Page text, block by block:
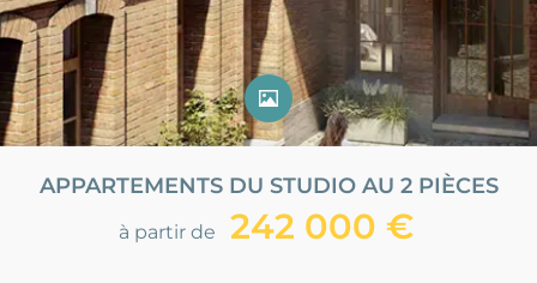
APPARTEMENTS DU STUDIO AU 2 PIÈCES
à partir de 242 000 €